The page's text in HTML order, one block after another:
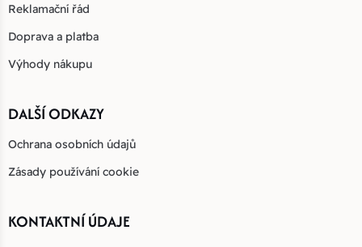
Reklamační řád
Doprava a platba
Výhody nákupu
DALŠÍ ODKAZY
Ochrana osobních údajů
Zásady používání cookie
KONTAKTNÍ ÚDAJE